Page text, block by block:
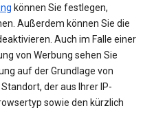
können Sie festlegen,
Außerdem können Sie die
Auch im Falle einer
von Werbung sehen Sie
auf der Grundlage von
der aus Ihrer IP-
sowie den kürzlich